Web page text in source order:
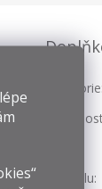
Kategorie
alkoholu: